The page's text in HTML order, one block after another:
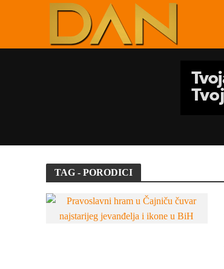
TAG - PORODICI